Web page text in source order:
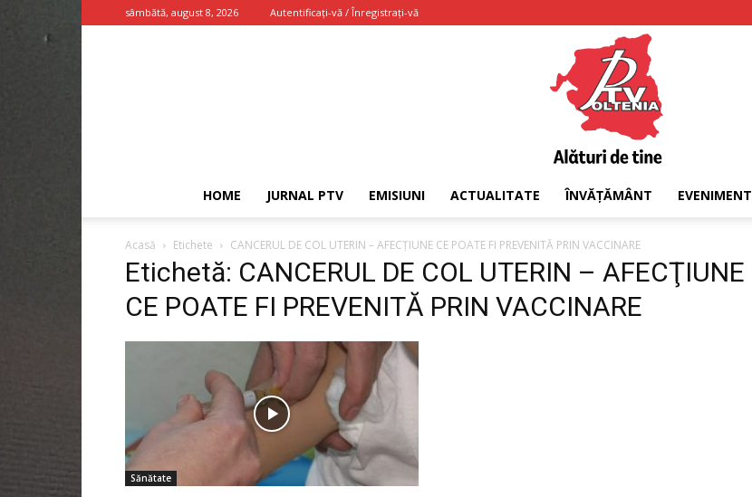
sâmbătă, august 8, 2026 Autentificați-vă / Înregistrați-vă
HOME JURNAL PTV EMISIUNI ACTUALITATE ÎNVĂȚĂMÂNT EVENIMENT
Acasă Etichete CANCERUL DE COL UTERIN – AFECŢIUNE CE POATE FI PREVENITĂ PRIN VACCINARE
Etichetă: CANCERUL DE COL UTERIN – AFECŢIUNE
CE POATE FI PREVENITĂ PRIN VACCINARE
Sănătate